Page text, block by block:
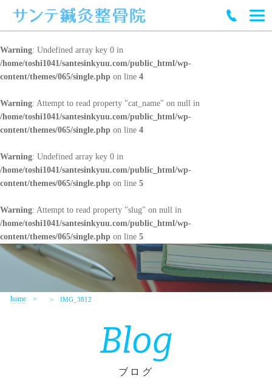
Warning: Undefined array key 0 in
/home/toshi1041/santesinkyuu.com/public_html/wp-
content/themes/065/single.php on line 4
Warning: Attempt to read property "cat_name" on null in
/home/toshi1041/santesinkyuu.com/public_html/wp-
content/themes/065/single.php on line 4
Warning: Undefined array key 0 in
/home/toshi1041/santesinkyuu.com/public_html/wp-
content/themes/065/single.php on line 5
Warning: Attempt to read property "slug" on null in
/home/toshi1041/santesinkyuu.com/public_html/wp-
content/themes/065/single.php on line 5
home IMG_3812
Blog
ブログ